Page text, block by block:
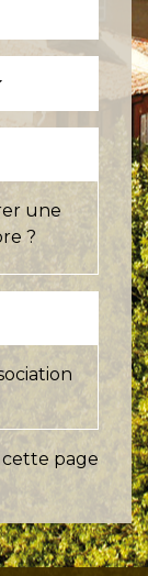
une
?
page